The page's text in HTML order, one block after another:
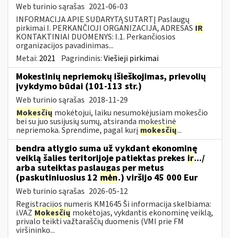
Web turinio sąrašas 2021-06-03
INFORMACIJA APIE SUDARYTĄ SUTARTĮ Paslaugų
pirkimai I. PERKANČIOJI ORGANIZACIJA, ADRESAS IR
KONTAKTINIAI DUOMENYS: I.1. Perkančiosios
organizacijos pavadinimas...
Metai: 2021 Pagrindinis:Viešieji pirkimai
Mokestinių nepriemokų išieškojimas, prievolių
įvykdymo būdai (101-113 str.)
Web turinio sąrašas 2018-11-29
Mokesčių mokėtojui, laiku nesumokėjusiam mokesčio
bei su juo susijusių sumų, atsiranda mokestinė
nepriemoka. Sprendime, pagal kurį mokesčių...
bendra atlygio suma už vykdant ekonominę
veiklą šalies teritorijoje patiektas prekes ir.../
arba suteiktas paslaugas per metus
(paskutiniuosius 12 mėn.) viršijo 45 000 Eur
Web turinio sąrašas 2026-05-12
Registracijos numeris KM1645 Ši informacija skelbiama:
i.VAZ Mokesčių mokėtojas, vykdantis ekonominę veiklą,
privalo teikti važtaraščių duomenis (VMI prie FM
viršininko...